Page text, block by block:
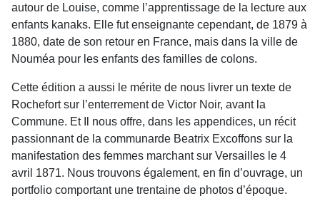
autour de Louise, comme l’apprentissage de la lecture aux
enfants kanaks. Elle fut enseignante cependant, de 1879 à
1880, date de son retour en France, mais dans la ville de
Nouméa pour les enfants des familles de colons.
Cette édition a aussi le mérite de nous livrer un texte de
Rochefort sur l’enterrement de Victor Noir, avant la
Commune. Et Il nous offre, dans les appendices, un récit
passionnant de la communarde Beatrix Excoffons sur la
manifestation des femmes marchant sur Versailles le 4
avril 1871. Nous trouvons également, en fin d’ouvrage, un
portfolio comportant une trentaine de photos d’époque.